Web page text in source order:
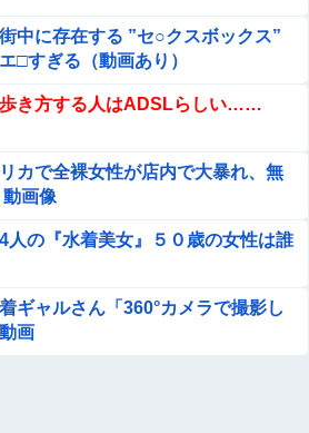
中に存在する ”セ○クスボックス”
□すぎる（動画あり）
歩き方する人はADSLらしい……
リカで全裸女性が店内で大暴れ、無
画像
4人の『水着美女』５０歳の女性は誰
ギャルさん「360°カメラで撮影し
画